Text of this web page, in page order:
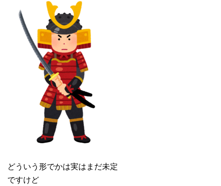
どういう形でかは実はまだ未定
ですけど